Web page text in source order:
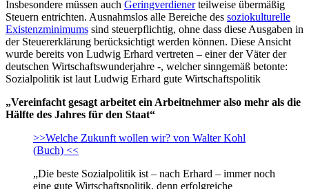
Insbesondere müssen auch Geringverdienerteilweise übermäßig
Steuern entrichten. Ausnahmslos alle Bereiche des soziokulturelle
Existenzminimums sind steuerpflichtig, ohne dass diese Ausgaben in
der Steuererklärung berücksichtigt werden können. Diese Ansicht
wurde bereits von Ludwig Erhard vertreten – einer der Väter der
deutschen Wirtschaftswunderjahre -, welcher sinngemäß betonte:
Sozialpolitik ist laut Ludwig Erhard gute Wirtschaftspolitik
„Vereinfacht gesagt arbeitet ein Arbeitnehmer also mehr als die
Hälfte des Jahres für den Staat“
>>Welche Zukunft wollen wir? von Walter Kohl
(Buch) <<
„Die beste Sozialpolitik ist – nach Erhard – immer noch
eine gute Wirtschaftspolitik, denn erfolgreiche